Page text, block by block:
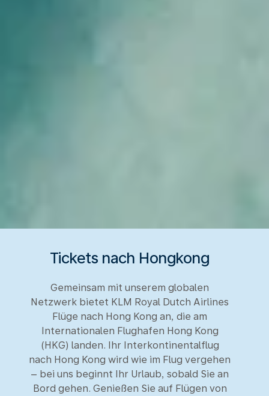
Tickets nach Hongkong
Gemeinsam mit unserem globalen
Netzwerk bietet KLM Royal Dutch Airlines
Flüge nach Hong Kong an, die am
Internationalen Flughafen Hong Kong
(HKG) landen. Ihr Interkontinentalflug
nach Hong Kong wird wie im Flug vergehen
– bei uns beginnt Ihr Urlaub, sobald Sie an
Bord gehen. Genießen Sie auf Flügen von